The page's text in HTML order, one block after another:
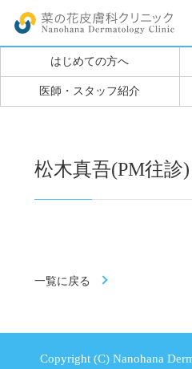
はじめての方へ
医師・スタッフ紹介
松木真吾(PM往診)
一覧に戻る
Copyright (C) Nanohana